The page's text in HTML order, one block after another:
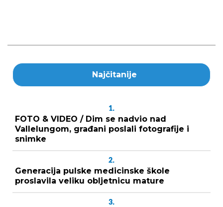
Najčitanije
1.
FOTO & VIDEO / Dim se nadvio nad
Vallelungom, građani poslali fotografije i
snimke
2.
Generacija pulske medicinske škole
proslavila veliku obljetnicu mature
3.